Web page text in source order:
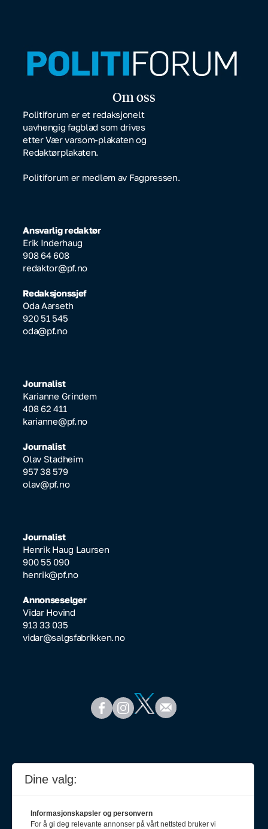
Om oss
Politiforum er et redaksjonelt
uavhengig fagblad som drives
etter Vær varsom-plakaten og
Redaktørplakaten.
Politiforum er medlem av Fagpressen.
Ansvarlig redaktør
Erik Inderhaug
908 64 608
redaktor@pf.no
Redaksjonssjef
Oda Aarseth
920 51 545
oda@pf.no
Journalist
Karianne Grindem
408 62 411
karianne@pf.no
Journalist
Olav Stadheim
957 38 579
olav@pf.no
Journalist
Henrik Haug Laursen
900 55 090
henrik@pf.no
Annonseselger
Vidar Hovind
913 33 035
vidar@salgsfabrikken.no
Dine valg:
Informasjonskapsler og personvern
For å gi deg relevante annonser på vårt nettsted bruker vi